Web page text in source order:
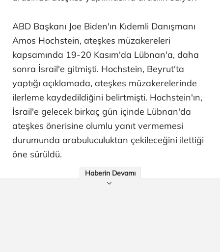
ABD Başkanı Joe Biden'ın Kıdemli Danışmanı
Amos Hochstein, ateşkes müzakereleri
kapsamında 19-20 Kasım'da Lübnan'a, daha
sonra İsrail'e gitmişti. Hochstein, Beyrut'ta
yaptığı açıklamada, ateşkes müzakerelerinde
ilerleme kaydedildiğini belirtmişti. Hochstein'ın,
İsrail'e gelecek birkaç gün içinde Lübnan'da
ateşkes önerisine olumlu yanıt vermemesi
durumunda arabuluculuktan çekileceğini ilettiği
öne sürüldü.
Haberin Devamı